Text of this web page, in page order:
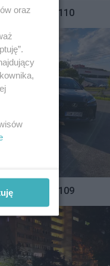
#110
#109
oraz